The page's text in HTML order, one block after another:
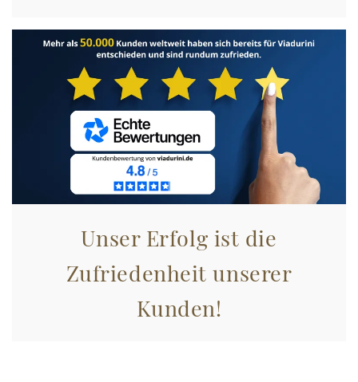
Unser Erfolg ist die
Zufriedenheit unserer
Kunden!